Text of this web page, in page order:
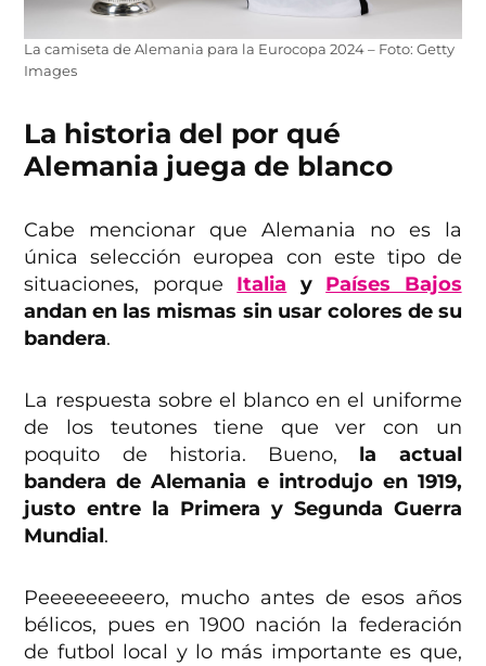
La camiseta de Alemania para la Eurocopa 2024 – Foto: Getty
Images
La historia del por qué
Alemania juega de blanco
Cabe mencionar que Alemania no es la
única selección europea con este tipo de
situaciones, porque Italia y Países Bajos
andan en las mismas sin usar colores de su
bandera.
La respuesta sobre el blanco en el uniforme
de los teutones tiene que ver con un
poquito de historia. Bueno, la actual
bandera de Alemania e introdujo en 1919,
justo entre la Primera y Segunda Guerra
Mundial.
Peeeeeeeeero, mucho antes de esos años
bélicos, pues en 1900 nación la federación
de futbol local y lo más importante es que,